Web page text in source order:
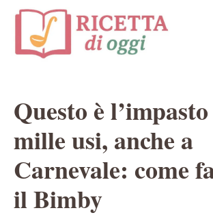
contenuto
Questo è
mille usi, anche a
Carnevale: come
il Bimby